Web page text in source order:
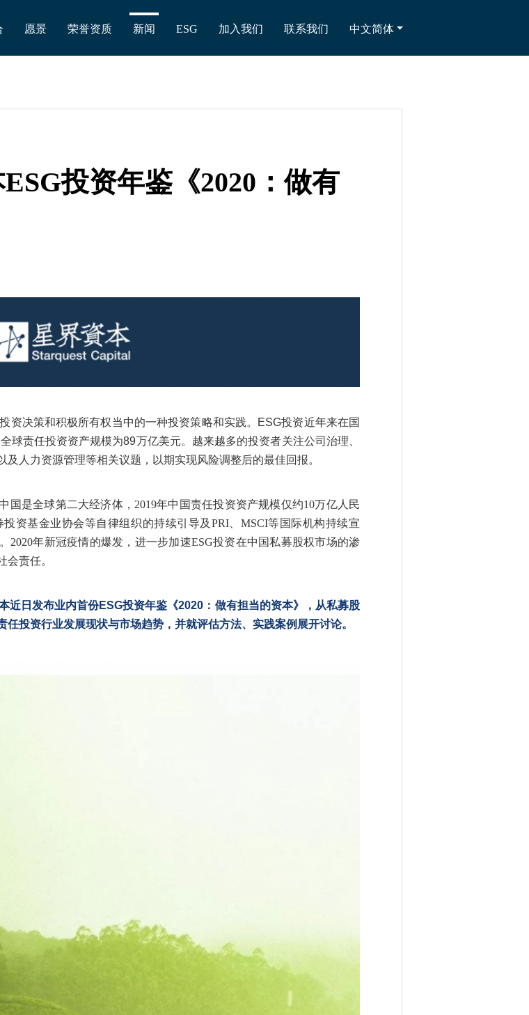
愿景 荣誉资质 新闻 ESG 加入我们 联系我们 中文简体
投资年鉴《2020：做有
资决策和积极所有权当中的一种投资策略和实践。ESG投资近年来在国
球责任投资资产规模为89万亿美元。越来越多的投资者关注公司治理、
人力资源管理等相关议题，以期实现风险调整后的最佳回报。
国是全球第二大经济体，2019年中国责任投资资产规模仅约10万亿人民
资基金业协会等自律组织的持续引导及PRI、MSCI等国际机构持续宣
2020年新冠疫情的爆发，进一步加速ESG投资在中国私募股权市场的渗
责任。
近日发布业内首份ESG投资年鉴《2020：做有担当的资本》，从私募股
投资行业发展现状与市场趋势，并就评估方法、实践案例展开讨论。